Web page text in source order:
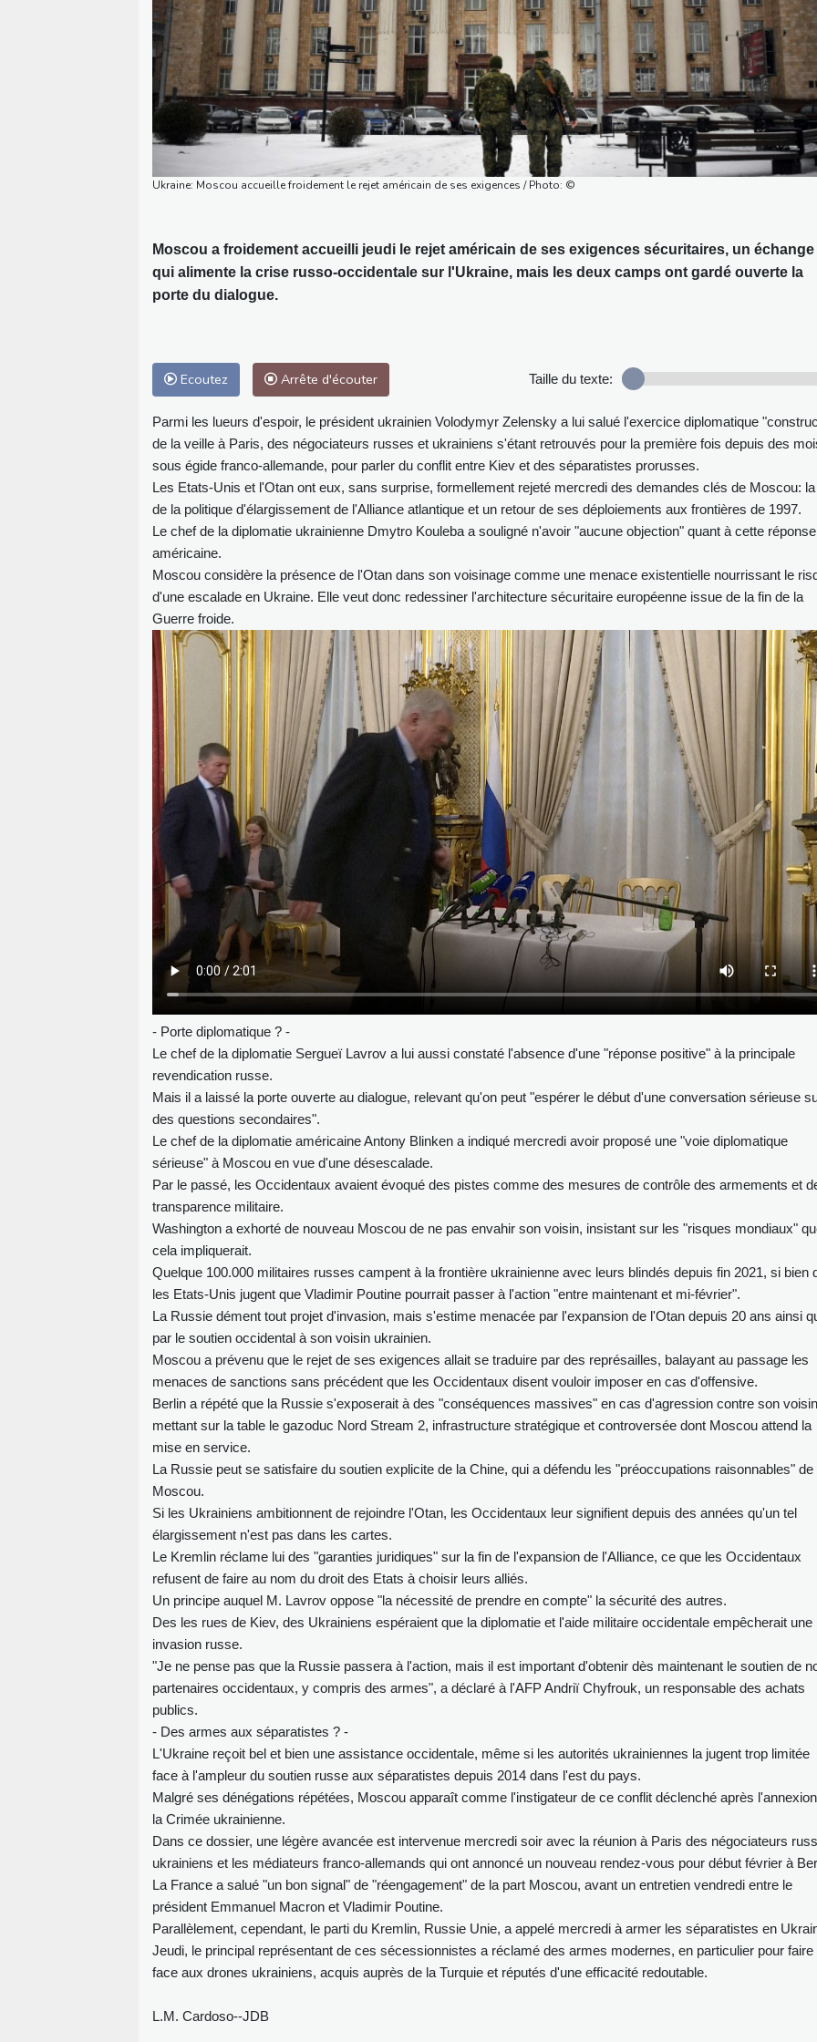
Ukraine: Moscou accueille froidement le rejet américain de ses exigences / Photo: ©
Moscou a froidement accueilli jeudi le rejet américain de ses exigences sécuritaires, un échange
qui alimente la crise russo-occidentale sur l'Ukraine, mais les deux camps ont gardé ouverte la
porte du dialogue.
Ecoutez Arrête d'écouter Taille du texte:
Parmi les lueurs d'espoir, le président ukrainien Volodymyr Zelensky a lui salué l'exercice diplomatique
de la veille à Paris, des négociateurs russes et ukrainiens s'étant retrouvés pour la première fois depuis des
sous égide franco-allemande, pour parler du conflit entre Kiev et des séparatistes prorusses.
Les Etats-Unis et l'Otan ont eux, sans surprise, formellement rejeté mercredi des demandes clés de Moscou:
de la politique d'élargissement de l'Alliance atlantique et un retour de ses déploiements aux frontières de 1997.
Le chef de la diplomatie ukrainienne Dmytro Kouleba a souligné n'avoir "aucune objection" quant à cette réponse
américaine.
Moscou considère la présence de l'Otan dans son voisinage comme une menace existentielle nourrissant le
d'une escalade en Ukraine. Elle veut donc redessiner l'architecture sécuritaire européenne issue de la fin de la
Guerre froide.
- Porte diplomatique ? -
Le chef de la diplomatie Sergueï Lavrov a lui aussi constaté l'absence d'une "réponse positive" à la principale
revendication russe.
Mais il a laissé la porte ouverte au dialogue, relevant qu'on peut "espérer le début d'une conversation sérieuse
des questions secondaires".
Le chef de la diplomatie américaine Antony Blinken a indiqué mercredi avoir proposé une "voie diplomatique
sérieuse" à Moscou en vue d'une désescalade.
Par le passé, les Occidentaux avaient évoqué des pistes comme des mesures de contrôle des armements et
transparence militaire.
Washington a exhorté de nouveau Moscou de ne pas envahir son voisin, insistant sur les "risques mondiaux"
cela impliquerait.
Quelque 100.000 militaires russes campent à la frontière ukrainienne avec leurs blindés depuis fin 2021, si bien
les Etats-Unis jugent que Vladimir Poutine pourrait passer à l'action "entre maintenant et mi-février".
La Russie dément tout projet d'invasion, mais s'estime menacée par l'expansion de l'Otan depuis 20 ans ainsi
par le soutien occidental à son voisin ukrainien.
Moscou a prévenu que le rejet de ses exigences allait se traduire par des représailles, balayant au passage les
menaces de sanctions sans précédent que les Occidentaux disent vouloir imposer en cas d'offensive.
Berlin a répété que la Russie s'exposerait à des "conséquences massives" en cas d'agression contre son
mettant sur la table le gazoduc Nord Stream 2, infrastructure stratégique et controversée dont Moscou attend la
mise en service.
La Russie peut se satisfaire du soutien explicite de la Chine, qui a défendu les "préoccupations raisonnables" de
Moscou.
Si les Ukrainiens ambitionnent de rejoindre l'Otan, les Occidentaux leur signifient depuis des années qu'un tel
élargissement n'est pas dans les cartes.
Le Kremlin réclame lui des "garanties juridiques" sur la fin de l'expansion de l'Alliance, ce que les Occidentaux
refusent de faire au nom du droit des Etats à choisir leurs alliés.
Un principe auquel M. Lavrov oppose "la nécessité de prendre en compte" la sécurité des autres.
Des les rues de Kiev, des Ukrainiens espéraient que la diplomatie et l'aide militaire occidentale empêcherait une
invasion russe.
"Je ne pense pas que la Russie passera à l'action, mais il est important d'obtenir dès maintenant le soutien de
partenaires occidentaux, y compris des armes", a déclaré à l'AFP Andriï Chyfrouk, un responsable des achats
publics.
- Des armes aux séparatistes ? -
L'Ukraine reçoit bel et bien une assistance occidentale, même si les autorités ukrainiennes la jugent trop limitée
face à l'ampleur du soutien russe aux séparatistes depuis 2014 dans l'est du pays.
Malgré ses dénégations répétées, Moscou apparaît comme l'instigateur de ce conflit déclenché après
la Crimée ukrainienne.
Dans ce dossier, une légère avancée est intervenue mercredi soir avec la réunion à Paris des négociateurs
ukrainiens et les médiateurs franco-allemands qui ont annoncé un nouveau rendez-vous pour début février à
La France a salué "un bon signal" de "réengagement" de la part Moscou, avant un entretien vendredi entre le
président Emmanuel Macron et Vladimir Poutine.
Parallèlement, cependant, le parti du Kremlin, Russie Unie, a appelé mercredi à armer les séparatistes en
Jeudi, le principal représentant de ces sécessionnistes a réclamé des armes modernes, en particulier pour faire
face aux drones ukrainiens, acquis auprès de la Turquie et réputés d'une efficacité redoutable.
L.M. Cardoso--JDB